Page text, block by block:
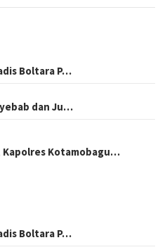
Boltara P…
dan Ju…
Kapolres Kotamobagu…
Boltara P…